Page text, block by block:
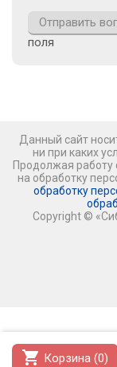
shopping_cart Корзина (0)
поля
Данный сайт
ни при каких
Продолжая работу
на обработку
обработку
Copyright ©